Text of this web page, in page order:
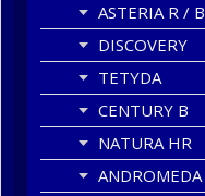
ASTERIA R / B
DISCOVERY
TETYDA
CENTURY B
NATURA HR
ANDROMEDA